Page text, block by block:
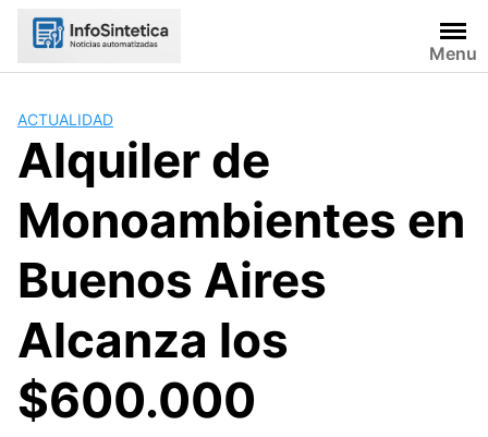
Skip
Menu
ACTUALIDAD
Alquiler de
Monoambientes en
Buenos Aires
Alcanza los
$600.000